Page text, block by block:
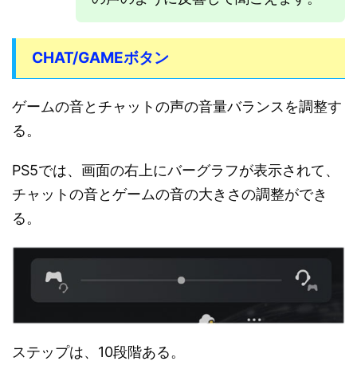
CHAT/GAMEボタン
ゲームの音とチャットの声の音量バランスを調整す
る。
PS5では、画面の右上にバーグラフが表示されて、
チャットの音とゲームの音の大きさの調整ができ
る。
ステップは、10段階ある。